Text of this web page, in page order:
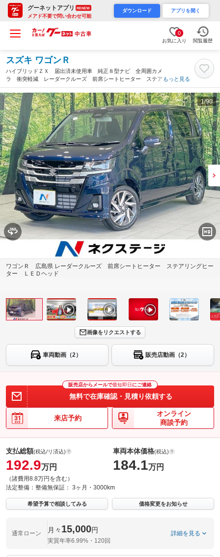
グーネットアプリ RENEW
メアド不要で問い合わせ可能
ダウンロード アプリを開く
0
お気に入り 閲覧履歴
スズキ ワゴンＲ
ハイブリッドＺＸ 届出済未使用車 純正８型ナビ 全周囲カメ
ラ 衝突軽減 レーダークルーズ 前席シートヒーター ステアリ
ングヒーター コーナーセンサー ＬＥＤヘッドライト スマート
キー アイドリングストップ（広島県）
もっと見る
1/90
ワゴンＲ 広島県 レーダークルーズ 前席シートヒーター ステアリングヒー
ター ＬＥＤヘッド
画像をリクエストする
車両動画（2） 販売店動画（2）
販売店からメールで最短即日 にご連絡
無料で在庫確認・見積り依頼する
来店予約
オンライン
商談予約
支払総額(税込/リ済込)
192.9万円
（諸費用8.8万円を含む）
車両本体価格(税込)
184.1万円
法定整備： 整備無保証： 3ヶ月・3000km
希望予算で相談してみる 価格変更をお知らせ
通常ローン 月々 15,000円
実質年率6.99%・120回
詳細を見る